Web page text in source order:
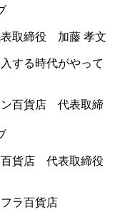
表取締役 加藤 孝文
する時代がやって
百貨店 代表取締役
ラ百貨店